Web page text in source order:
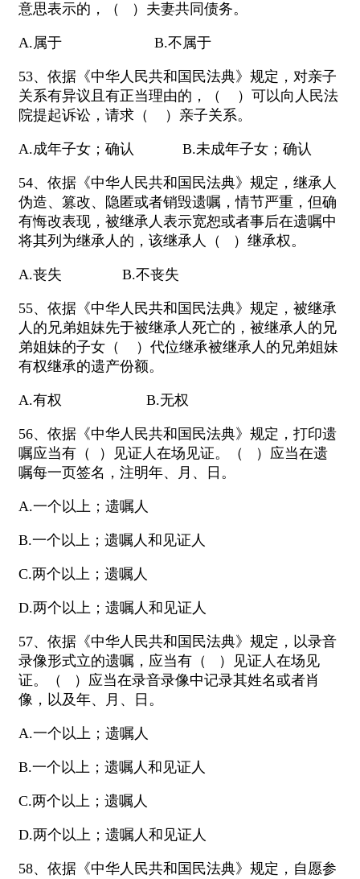
意思表示的，（ ）夫妻共同债务。
A.属于 B.不属于
53、依据《中华人民共和国民法典》规定，对亲子
关系有异议且有正当理由的，（ ）可以向人民法
院提起诉讼，请求（ ）亲子关系。
A.成年子女；确认 B.未成年子女；确认
54、依据《中华人民共和国民法典》规定，继承人
伪造、篡改、隐匿或者销毁遗嘱，情节严重，但确
有悔改表现，被继承人表示宽恕或者事后在遗嘱中
将其列为继承人的，该继承人（ ）继承权。
A.丧失 B.不丧失
55、依据《中华人民共和国民法典》规定，被继承
人的兄弟姐妹先于被继承人死亡的，被继承人的兄
弟姐妹的子女（ ）代位继承被继承人的兄弟姐妹
有权继承的遗产份额。
A.有权 B.无权
56、依据《中华人民共和国民法典》规定，打印遗
嘱应当有（ ）见证人在场见证。（ ）应当在遗
嘱每一页签名，注明年、月、日。
A.一个以上；遗嘱人
B.一个以上；遗嘱人和见证人
C.两个以上；遗嘱人
D.两个以上；遗嘱人和见证人
57、依据《中华人民共和国民法典》规定，以录音
录像形式立的遗嘱，应当有（ ）见证人在场见
证。（ ）应当在录音录像中记录其姓名或者肖
像，以及年、月、日。
A.一个以上；遗嘱人
B.一个以上；遗嘱人和见证人
C.两个以上；遗嘱人
D.两个以上；遗嘱人和见证人
58、依据《中华人民共和国民法典》规定，自愿参